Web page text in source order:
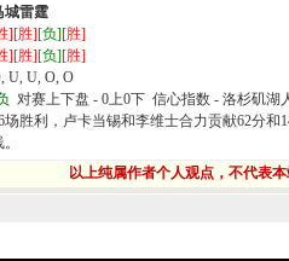
城雷霆
][胜][负][胜]
][胜][负][胜]
U, U, O, O
对赛上下盘 - 0上0下 信心指数 - 洛杉矶
胜利，卢卡当锡和李维士合力贡献62分
以上纯属作者个人观点，不代表